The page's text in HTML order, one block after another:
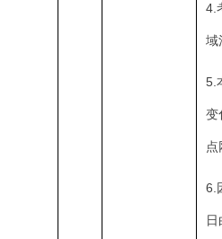
4.
域
5.
变
点
6.
日